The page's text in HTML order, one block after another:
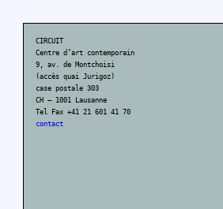
CIRCUIT
Centre d’art contemporain
9, av. de Montchoisi
(accès quai Jurigoz)
case postale 303
CH – 1001 Lausanne
Tel Fax +41 21 601 41 70
contact